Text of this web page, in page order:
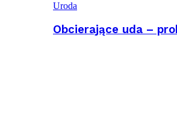
Uroda
Obcierające uda –